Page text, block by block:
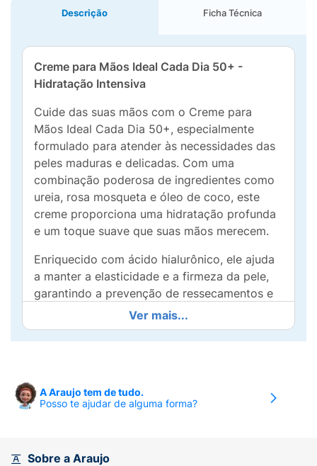
Descrição Ficha Técnica
Creme para Mãos Ideal Cada Dia 50+ -
Hidratação Intensiva
Cuide das suas mãos com o Creme para
Mãos Ideal Cada Dia 50+, especialmente
formulado para atender às necessidades das
peles maduras e delicadas. Com uma
combinação poderosa de ingredientes como
ureia, rosa mosqueta e óleo de coco, este
creme proporciona uma hidratação profunda
e um toque suave que suas mãos merecem.
Enriquecido com ácido hialurônico, ele ajuda
a manter a elasticidade e a firmeza da pele,
garantindo a prevenção de ressecamentos e
sinais de idade. Sua textura leve e de rápida
absorção faz com que seja perfeito para o
uso diário, deixando suas mãos macias e bem
Dermatologicamente testado e
hipoalergênico, o Creme para Mãos Ideal é
e nutrição com cada aplicação e descubra
Ver mais...
A Araujo tem de tudo.
Posso te ajudar de alguma forma?
Sobre a Araujo